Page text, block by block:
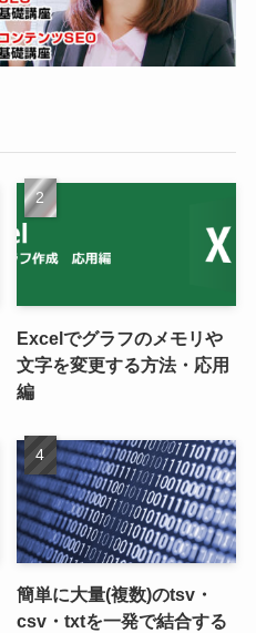
Excelでグラフのメモリや
文字を変更する方法・応用
編
簡単に大量(複数)のtsv・
csv・txtを一発で結合する